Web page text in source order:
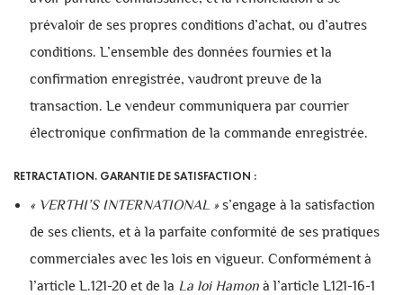
prévaloir de ses propres conditions d’achat, ou d’autres
conditions. L’ensemble des données fournies et la
confirmation enregistrée, vaudront preuve de la
transaction. Le vendeur communiquera par courrier
électronique confirmation de la commande enregistrée.
RETRACTATION. GARANTIE DE SATISFACTION :
« VERTHI’S INTERNATIONAL »s’engage à la satisfaction
de ses clients, et à la parfaite conformité de ses pratiques
commerciales avec les lois en vigueur. Conformément à
l’article L.121-20 et de la La loi Hamon à l’article L121-16-1